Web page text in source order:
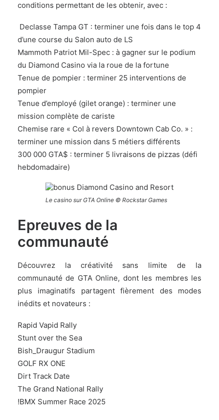
conditions permettant de les obtenir, avec :
Declasse Tampa GT : terminer une fois dans le top 4
d’une course du Salon auto de LS
Mammoth Patriot Mil-Spec : à gagner sur le podium
du Diamond Casino via la roue de la fortune
Tenue de pompier : terminer 25 interventions de
pompier
Tenue d’employé (gilet orange) : terminer une
mission complète de cariste
Chemise rare « Col à revers Downtown Cab Co. » :
terminer une mission dans 5 métiers différents
300 000 GTA$ : terminer 5 livraisons de pizzas (défi
hebdomadaire)
Le casino sur GTA Online © Rockstar Games
Epreuves de la
communauté
Découvrez la créativité sans limite de la
communauté de GTA Online, dont les membres les
plus imaginatifs partagent fièrement des modes
inédits et novateurs :
Rapid Vapid Rally
Stunt over the Sea
Bish_Draugur Stadium
GOLF RX ONE
Dirt Track Date
The Grand National Rally
!BMX Summer Race 2025